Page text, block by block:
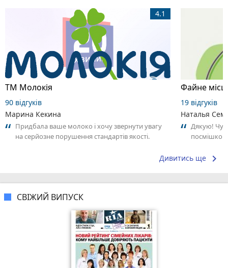
ТМ Молокія
4.1
90 відгуків
Марина Кекина
Придбала ваше молоко і хочу звернути увагу
на серйозне порушення стандартів якості.
Файне
19 відгуків
Наталья
Дякую!
Дивитись ще keyboard_arrow_right
СВІЖИЙ ВИПУСК